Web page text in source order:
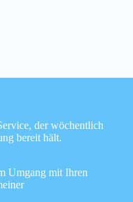
der wöchentlich
bereit hält.
Umgang mit Ihren